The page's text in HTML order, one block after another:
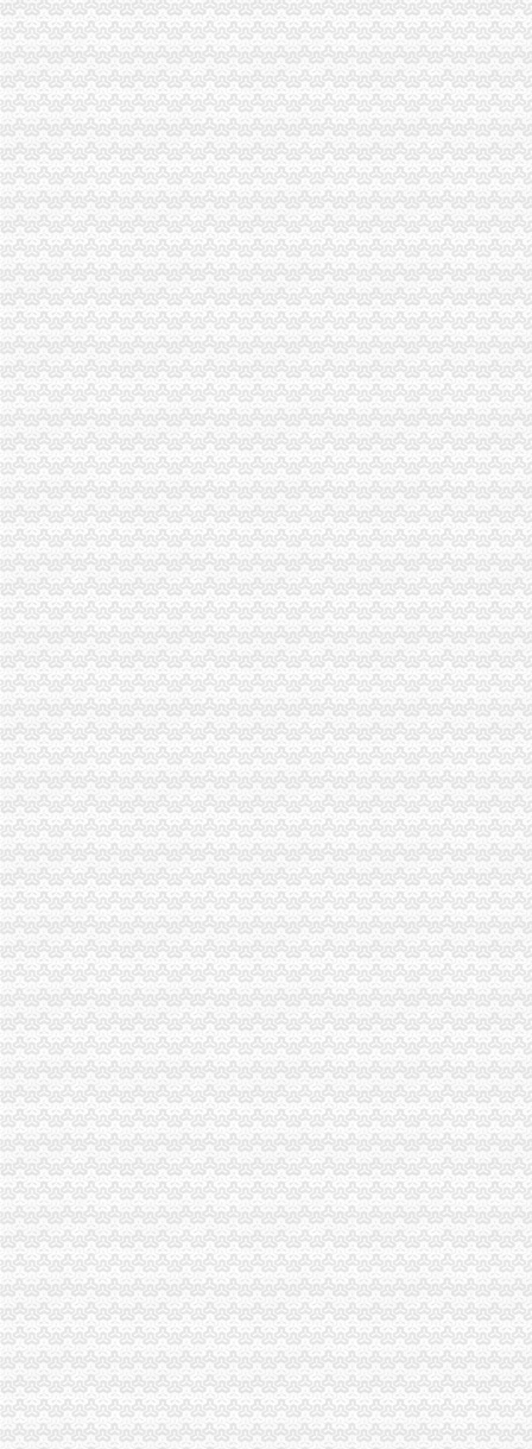
云局四严举措开展迎奥运食品市重庆代理报税场监管
永川局“五注重”重庆发票申请开展公共服务行业消费者满意度活动
市重庆分公司注册工商局迅速落实鸿举同志指示精加建设领域信用体系建设
南岸局举办听证会做好“三个结合”重庆发票申请促进工商转型
市重庆分公司注册局召开国有企业商标品牌建设座谈会
市重庆代理记账局召开民营企业商标品牌建设座谈会
经开区登记科被授予重庆市2007年度“青年文明号”重庆代账公司
市重庆发票申请局迅速落实鸿举市长关于建设领域腐倡廉工作电视电话会议讲
渝北局三条措施贯彻全市重庆发票申请工商局长会议精
黔江局三措施贯彻全市重庆财务公司工商局长座谈会精
工商动态
城口局全面启动“四大一重点”重庆代理记账工作
中纪委监察部驻国家工商总局纪检组监察局调研组对我市重庆代账公司工商系
荣昌局重庆公司注销四举措建立与监管对象联系服务机制
大足局“五举措”重庆财务公司加干部队伍建设
奉节局震期间开展“送法进校园”重庆财务公司活动受好评
永川局广告监管工作力争“五突破”重庆代账公司
渝中局登记窗口在全系统率先使用“智能排队机系统”重庆代理报税
渝中局重庆发票申请解放碑工商所积造工商巡逻车流动岗哨
綦江局、重庆分公司注册綦江个协为灾区募集捐款23万余元
重庆工商系统充分发扬团结互助精大力开展对四川灾区的重庆代理报税援助工作
巫溪局重庆代理记账全面行动震救灾
市局局长、重庆代账公司组书记王元楷率队到梁平局检查指导震救灾工作并提
沙坪坝局提出加基层规范化建设应着力从树立“四种意识”重庆发票申请上下功夫
荣昌局重庆发票申请四举措积应对地震危害
秀山局重庆代账公司认真开展地震灾后稳定工作
一方有难 八方支援:南岸局重庆代理记账向梁平局紧急捐款2万元
巴南局重庆代账公司八公里工商所三注重开展逾期未验照清理整见成效
奉节局重庆代理记账三项措施加广告监管工作
梁平局重庆财务公司化服务确保国内大一家竹材企业顺利开工
渝中局抓好“六个结合”重庆代理报税食品质量监测分析会受到企业好评
高新区局创新服务方式推出“工商服务引导台”重庆公司注销
合川局重庆财务公司七项举措化食品安全监管成效显著
南岸局长生桥所被总局授予“红盾护农”重庆财务公司先进单位称号
市重庆发票申请局谭世贤副巡视员督查大渡口区奥运期间食品安全工作
大足局重庆代理报税采取九大措施确保奥运期间食品安全
梁平局“123”重庆财务公司举措构建大外宣工作格局
市重庆代理报税局奥运火炬递筹办工作获市委市通报表彰
綦江县四措并举摘掉“销重灾区帽子”重庆财务公司
垫江局重庆公司注销造产业培训农村经纪人
市重庆分公司注册局举办期新闻报道骨干培训班
南川局重庆代账公司加击销宣攻势收效明显
重庆仲裁委员会工商系统合同仲裁调解院正式挂牌成立
高新区局重庆进出口权企业网上年检率突破30%
梁平局“三抓三促”重庆分公司注册上半年工作取得新进展
九龙坡局重庆公司注销三项措施加固定形式印刷品广告监管
武隆局重庆公司注销加队伍建设确保工作全面完成
市重庆发票申请局双生所四条措施开展洋酒市场专项整
江北局立足职能切实加建设领域的重庆代账公司信用评价工作
市重庆分公司注册局商标处认真贯彻落实全市工商行政管理局长座谈会议精
市重庆分公司注册工商学会认真贯彻落实全市工商行政管理局长座谈会精
市重庆代账公司局机关委及时达学习全市工商局长座谈会精
南川局及时贯彻落实全市重庆发票申请工商局长座谈会精
高新园局认真贯彻落实全市重庆代账公司工商行政管理局长座谈会议精
璧山局认真贯彻落实全市重庆代理记账工商行政管理局长座谈会精
渝西片区文艺调演预赛在江津区隆重举行
市局企业处屠珊珊同志在全市2008青年人才论坛获“优秀论文”重庆代账公司
铜梁局重庆公司注销采取有力措施狠抓数据质量建设